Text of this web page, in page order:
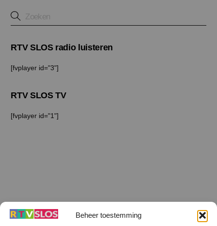
Beheer toestemming
RTV SLOS radio luisteren
[fvplayer id="3"]
RTV SLOS TV
[fvplayer id="1"]